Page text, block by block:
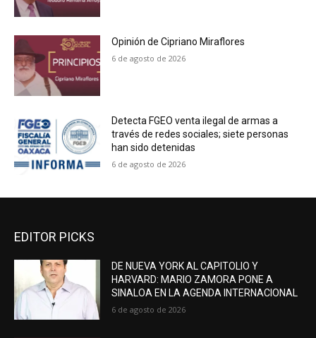
Opinión de Cipriano Miraflores
6 de agosto de 2026
Detecta FGEO venta ilegal de armas a
través de redes sociales; siete personas
han sido detenidas
6 de agosto de 2026
EDITOR PICKS
DE NUEVA YORK AL CAPITOLIO Y
HARVARD: MARIO ZAMORA PONE A
SINALOA EN LA AGENDA INTERNACIONAL
6 de agosto de 2026